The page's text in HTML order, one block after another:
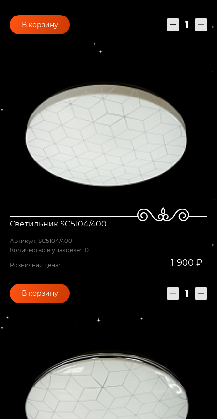
В корзину
Светильник SC5104/400
Артикул: SC5104/400
Количество в упаковке: 10
Розничная цена: 1 900 ₽
В корзину